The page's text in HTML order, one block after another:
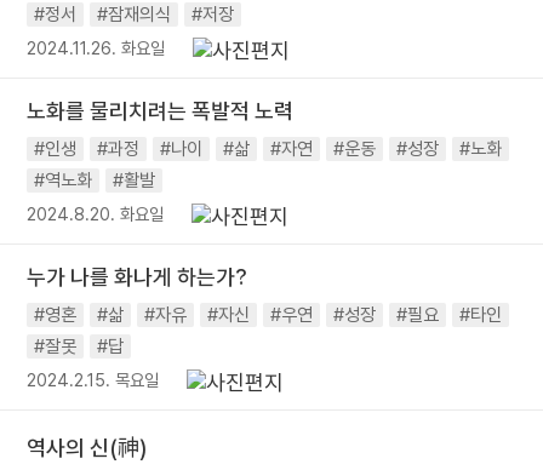
#정서
#잠재의식 #저장
2024.11.26. 화요일
노화를 물리치려는 폭발적 노력
#인생 #과정 #나이 #삶 #자연 #운동 #성장
#노화
#역노화
#활발
2024.8.20. 화요일
누가 나를 화나게 하는가?
#영혼 #삶 #자유 #자신 #우연 #성장 #필요
#타인
#잘못
#답
2024.2.15. 목요일
역사의 신(神)